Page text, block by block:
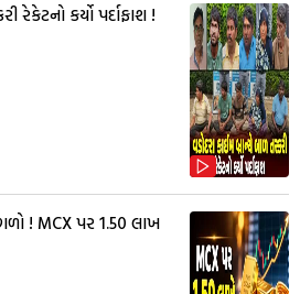
રેકેટનો કર્યો પર્દાફાશ !
! MCX પર ₹1.50 લાખ